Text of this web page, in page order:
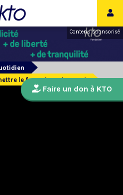
Contenu sponsorisé
le feu autour de nous’
Faire un don à KTO